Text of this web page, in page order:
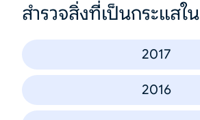
สำรวจสิ่งที่เป็นกระแสใน
2017
2016